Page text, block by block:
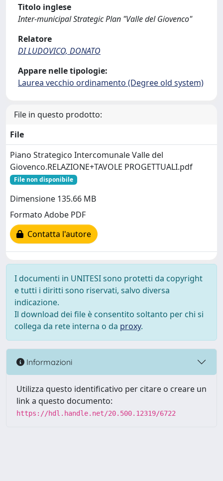
Titolo inglese
Inter-municipal Strategic Plan "Valle del Giovenco"
Relatore
DI LUDOVICO, DONATO
Appare nelle tipologie:
Laurea vecchio ordinamento (Degree old system)
File in questo prodotto:
File
Piano Strategico Intercomunale Valle del
Giovenco.RELAZIONE+TAVOLE PROGETTUALI.pdf
File non disponibile
Dimensione 135.66 MB
Formato Adobe PDF
Contatta l'autore
I documenti in UNITESI sono protetti da copyright
e tutti i diritti sono riservati, salvo diversa
indicazione.
Il download dei file è consentito soltanto per chi si
collega da rete interna o da proxy.
Informazioni
Utilizza questo identificativo per citare o creare un
link a questo documento:
https://hdl.handle.net/20.500.12319/6722